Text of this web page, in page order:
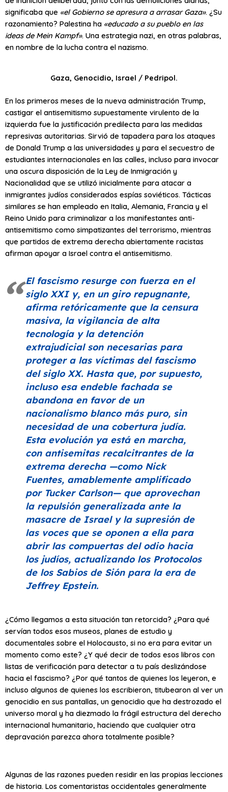
significaba que «el Gobierno se apresura a arrasar Gaza». ¿Su
razonamiento? Palestina ha «educado a su pueblo en las
ideas de Mein Kampf». Una estrategia nazi, en otras palabras,
en nombre de la lucha contra el nazismo.
Gaza, Genocidio, Israel / Pedripol.
En los primeros meses de la nueva administración Trump,
castigar el antisemitismo supuestamente virulento de la
izquierda fue la justificación predilecta para las medidas
represivas autoritarias. Sirvió de tapadera para los ataques
de Donald Trump a las universidades y para el secuestro de
estudiantes internacionales en las calles, incluso para invocar
una oscura disposición de la Ley de Inmigración y
Nacionalidad que se utilizó inicialmente para atacar a
inmigrantes judíos considerados espías soviéticos. Tácticas
similares se han empleado en Italia, Alemania, Francia y el
Reino Unido para criminalizar a los manifestantes anti-
antisemitismo como simpatizantes del terrorismo, mientras
que partidos de extrema derecha abiertamente racistas
afirman apoyar a Israel contra el antisemitismo.
El fascismo resurge con fuerza en el
siglo XXI y, en un giro repugnante,
afirma retóricamente que la censura
masiva, la vigilancia de alta
tecnología y la detención
extrajudicial son necesarias para
proteger a las víctimas del fascismo
del siglo XX. Hasta que, por supuesto,
incluso esa endeble fachada se
abandona en favor de un
nacionalismo blanco más puro, sin
necesidad de una cobertura judía.
Esta evolución ya está en marcha,
con antisemitas recalcitrantes de la
extrema derecha —como Nick
Fuentes, amablemente amplificado
por Tucker Carlson— que aprovechan
la repulsión generalizada ante la
masacre de Israel y la supresión de
las voces que se oponen a ella para
abrir las compuertas del odio hacia
los judíos, actualizando los Protocolos
de los Sabios de Sión para la era de
Jeffrey Epstein.
¿Cómo llegamos a esta situación tan retorcida? ¿Para qué
servían todos esos museos, planes de estudio y
documentales sobre el Holocausto, si no era para evitar un
momento como este? ¿Y qué decir de todos esos libros con
listas de verificación para detectar a tu país deslizándose
hacia el fascismo? ¿Por qué tantos de quienes los leyeron, e
incluso algunos de quienes los escribieron, titubearon al ver un
genocidio en sus pantallas, un genocidio que ha destrozado el
universo moral y ha diezmado la frágil estructura del derecho
internacional humanitario, haciendo que cualquier otra
depravación parezca ahora totalmente posible?
Algunas de las razones pueden residir en las propias lecciones
de historia. Los comentaristas occidentales generalmente